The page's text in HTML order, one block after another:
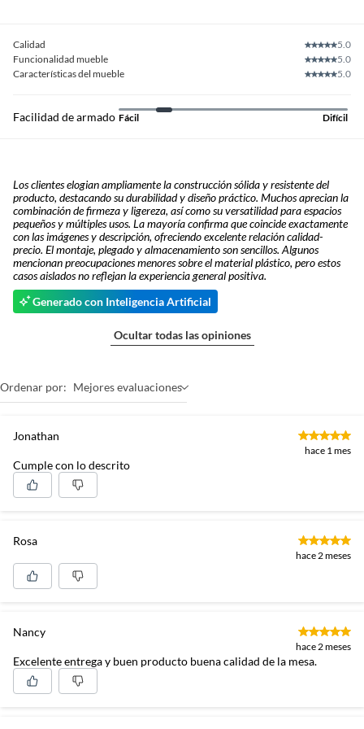
Calidad
5.0
Funcionalidad mueble
5.0
Características del mueble
5.0
Facilidad de armado Fácil Difícil
Los clientes elogian ampliamente la construcción sólida y resistente del
producto, destacando su durabilidad y diseño práctico. Muchos aprecian la
combinación de firmeza y ligereza, así como su versatilidad para espacios
pequeños y múltiples usos. La mayoría confirma que coincide exactamente
con las imágenes y descripción, ofreciendo excelente relación calidad-
precio. El montaje, plegado y almacenamiento son sencillos. Algunos
mencionan preocupaciones menores sobre el material plástico, pero estos
casos aislados no reflejan la experiencia general positiva.
Generado con Inteligencia Artificial
Ocultar todas las opiniones
Ordenar por: Mejores evaluaciones
Jonathan
hace 1 mes
Cumple con lo descrito
Rosa
hace 2 meses
Nancy
hace 2 meses
Excelente entrega y buen producto buena calidad de la mesa.